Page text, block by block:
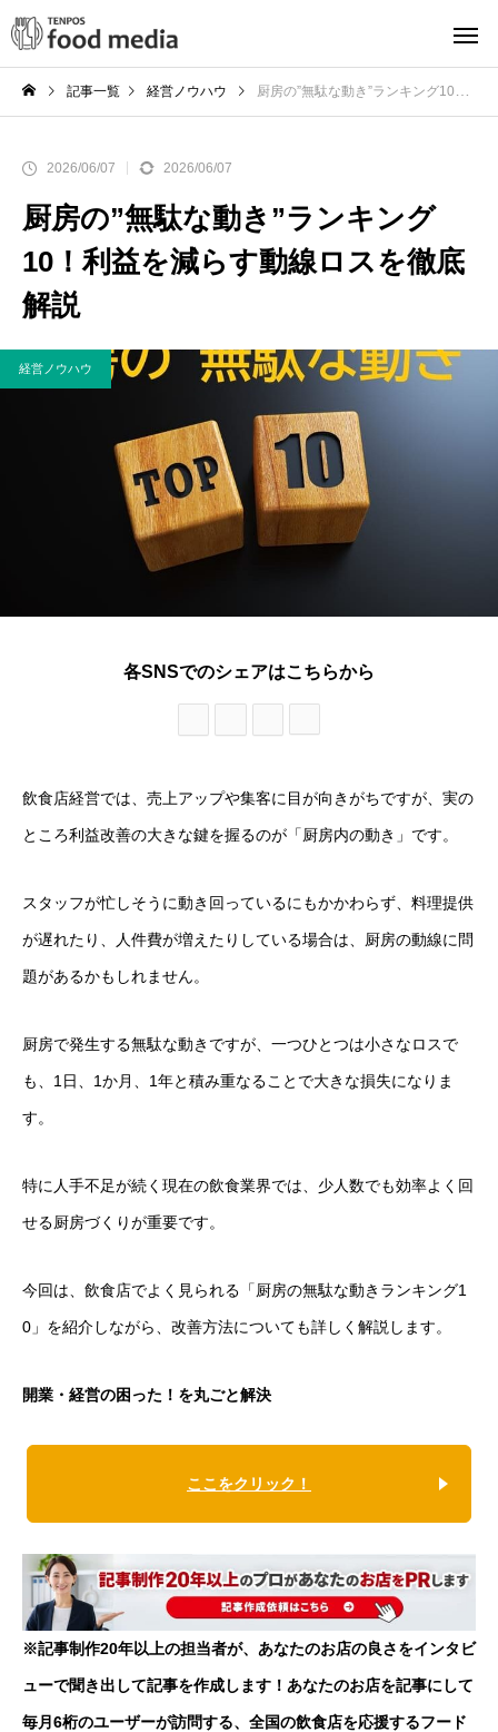
記事一覧 経営ノウハウ 厨房の”無駄な動き”ランキング10！利益を減らす動線ロスを徹底解説
2026/06/07 2026/06/07
厨房の”無駄な動き”ランキング
10！利益を減らす動線ロスを徹底
解説
経営ノウハウ
各SNSでのシェアはこちらから
飲食店経営では、売上アップや集客に目が向きがちですが、実の
ところ利益改善の大きな鍵を握るのが「厨房内の動き」です。
スタッフが忙しそうに動き回っているにもかかわらず、料理提供
が遅れたり、人件費が増えたりしている場合は、厨房の動線に問
題があるかもしれません。
厨房で発生する無駄な動きですが、一つひとつは小さなロスで
も、1日、1か月、1年と積み重なることで大きな損失になりま
す。
特に人手不足が続く現在の飲食業界では、少人数でも効率よく回
せる厨房づくりが重要です。
今回は、飲食店でよく見られる「厨房の無駄な動きランキング1
0」を紹介しながら、改善方法についても詳しく解説します。
開業・経営の困った！を丸ごと解決
ここをクリック！
※記事制作20年以上の担当者が、あなたのお店の良さをインタビ
ューで聞き出して記事を作成します！あなたのお店を記事にして
毎月6桁のユーザーが訪問する、全国の飲食店を応援するフード